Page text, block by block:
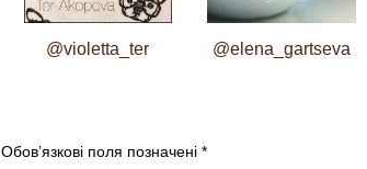
@violetta_ter
@elena_gartseva
Обов’язкові поля позначені *